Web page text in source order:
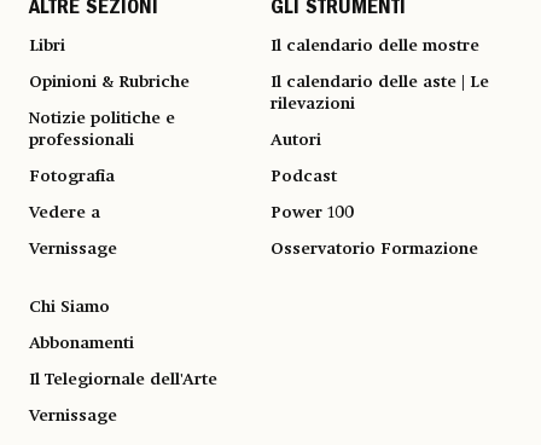
ALTRE SEZIONI
Libri
Opinioni & Rubriche
Notizie politiche e
professionali
Fotografia
Vedere a
Vernissage
GLI STRUMENTI
Il calendario delle mostre
Il calendario delle aste | Le
rilevazioni
Autori
Podcast
Power 100
Osservatorio Formazione
Chi Siamo
Abbonamenti
Il Telegiornale dell'Arte
Vernissage